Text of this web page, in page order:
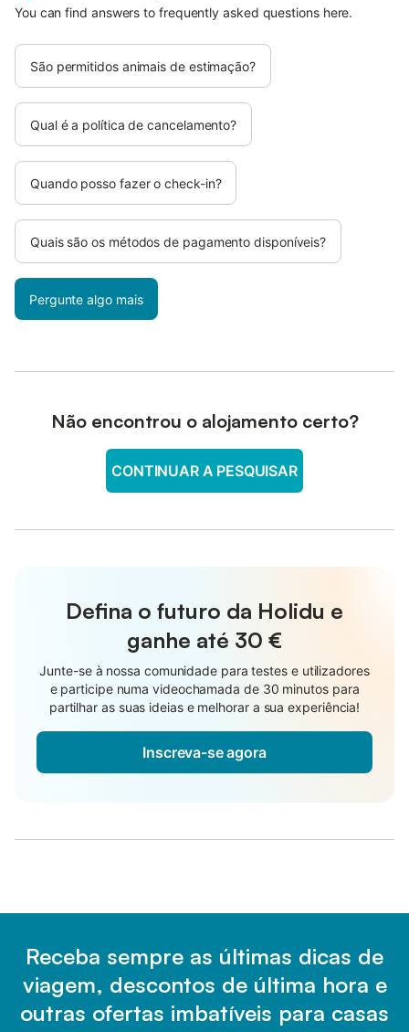
You can find answers to frequently asked questions here.
São permitidos animais de estimação?
Qual é a política de cancelamento?
Quando posso fazer o check-in?
Quais são os métodos de pagamento disponíveis?
Pergunte algo mais
Não encontrou o alojamento certo?
CONTINUAR A PESQUISAR
Defina o futuro da Holidu e
ganhe até 30 €
Junte-se à nossa comunidade para testes e utilizadores
e participe numa videochamada de 30 minutos para
partilhar as suas ideias e melhorar a sua experiência!
Inscreva-se agora
Receba sempre as últimas dicas de
viagem, descontos de última hora e
outras ofertas imbatíveis para casas